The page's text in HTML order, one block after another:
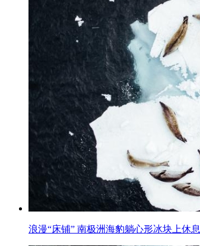
浪漫“床铺” 南极洲海豹躺心形冰块上休息